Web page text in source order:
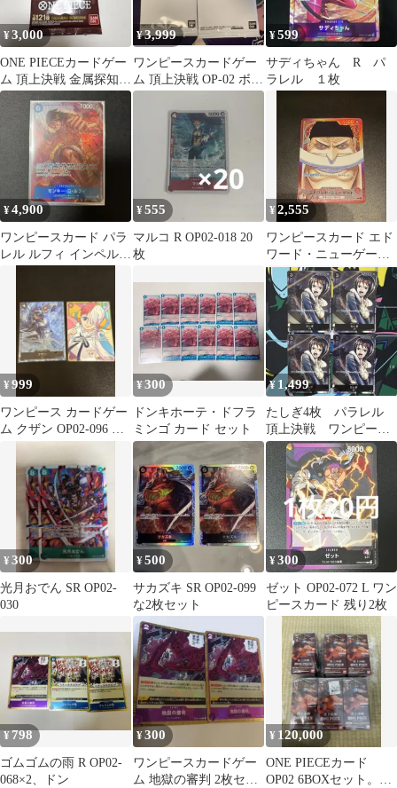
¥3,000
ONE PIECEカードゲー
ム 頂上決戦 金属探知機
済み！3パックセット
¥3,999
ワンピースカードゲー
ム 頂上決戦 OP-02 ボッ
クス購入特典パック 未
¥599
サディちゃん R パ
ラレル １枚
¥4,900
ワンピースカード パラ
レル ルフィ インペルダ
¥555
マルコ R OP02-018 20
枚
¥2,555
ワンピースカード エド
ワード・ニューゲート
リーダー
¥999
ワンピース カードゲー
ム クザン OP02-096 ウ
タ OP02-120
¥300
ドンキホーテ・ドフラ
ミンゴ カード セット
¥ 1,499
たしぎ4枚 パラレル
頂上決戦 ワンピース
カード
¥300
光月おでん SR OP02-
030
¥500
サカズキ SR OP02-099
な2枚セット
¥300
ゼット OP02-072 L ワン
ピースカード 残り2枚
¥798
ゴムゴムの雨 R OP02-
068×2、ドン
¥300
ワンピースカードゲー
ム 地獄の審判 2枚セッ
¥ 120,000
ONE PIECEカード
OP02 6BOXセット。ス